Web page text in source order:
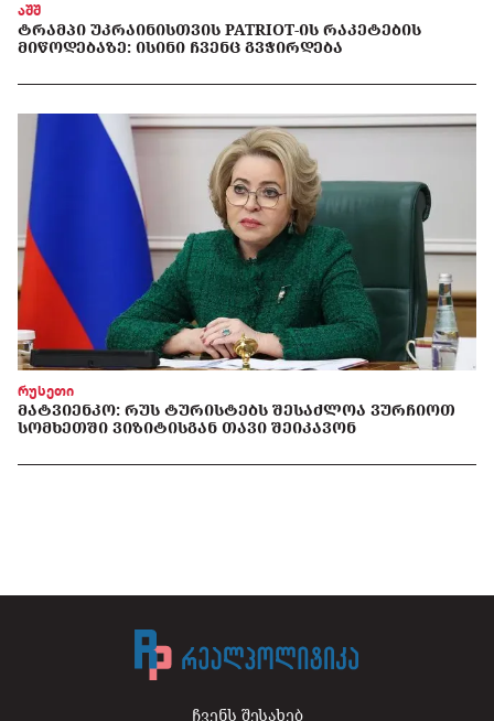
აშშ
ᲢᲠᲐᲛᲞᲘ ᲣᲙᲠᲐᲘᲜᲘᲡᲗᲕᲘᲡ PATRIOT-ᲘᲡ ᲠᲐᲙᲔᲢᲔᲑᲘᲡ
ᲛᲘᲬᲝᲓᲔᲑᲐᲖᲔ: ᲘᲡᲘᲜᲘ ᲩᲕᲔᲜᲪ ᲒᲕᲭᲘᲠᲓᲔᲑᲐ
რუსეთი
ᲛᲐᲢᲕᲘᲔᲜᲙᲝ: ᲠᲣᲡ ᲢᲣᲠᲘᲡᲢᲔᲑᲡ ᲨᲔᲡᲐᲫᲚᲝᲐ ᲕᲣᲠᲩᲘᲝᲗ
ᲡᲝᲛᲮᲔᲗᲨᲘ ᲕᲘᲖᲘᲢᲘᲡᲒᲐᲜ ᲗᲐᲕᲘ ᲨᲔᲘᲙᲐᲕᲝᲜ
ჩვენს შესახებ